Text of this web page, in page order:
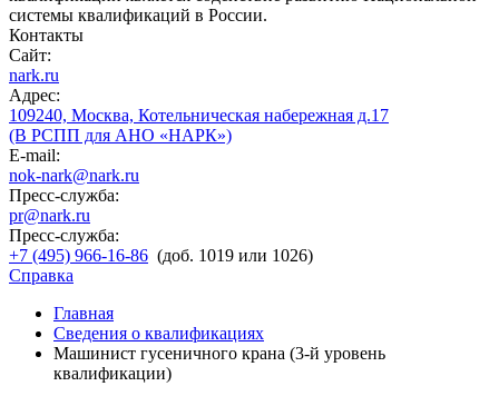
системы квалификаций в России.
Контакты
Сайт:
nark.ru
Адрес:
109240, Москва, Котельническая набережная д.17
(В РСПП для АНО «НАРК»)
E-mail:
nok-nark@nark.ru
Пресс-служба:
pr@nark.ru
Пресс-служба:
+7 (495) 966-16-86 (доб. 1019 или 1026)
Справка
Главная
Сведения о квалификациях
Машинист гусеничного крана (3-й уровень
квалификации)